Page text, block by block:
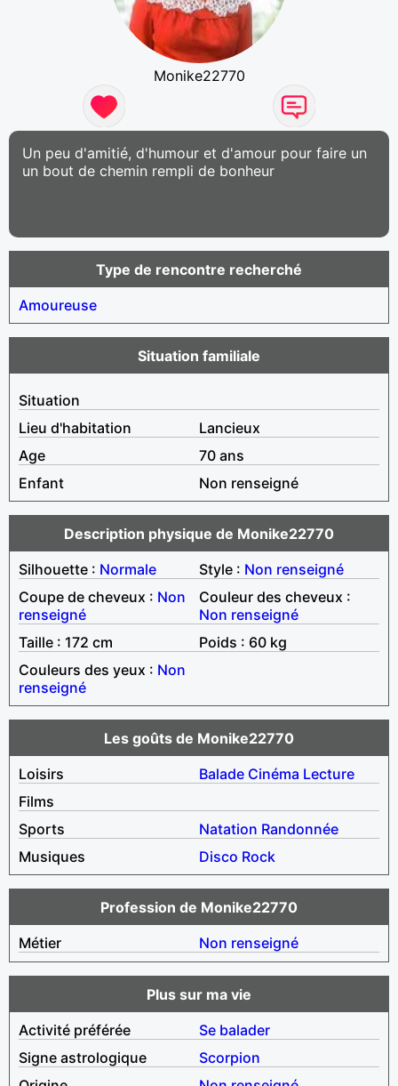
Monike22770
Un peu d'amitié, d'humour et d'amour pour faire un
un bout de chemin rempli de bonheur
Type de rencontre recherché
Amoureuse
Situation familiale
Situation
Lieu d'habitation
Lancieux
Age
70 ans
Enfant
Non renseigné
Description physique de Monike22770
Silhouette : Normale Style : Non renseigné
Coupe de cheveux : Non
renseigné
Couleur des cheveux :
Non renseigné
Taille : 172 cm
Poids : 60 kg
Couleurs des yeux : Non
renseigné
Les goûts de Monike22770
Loisirs
Balade Cinéma Lecture
Films
Sports
Natation Randonnée
Musiques
Disco Rock
Profession de Monike22770
Métier
Non renseigné
Plus sur ma vie
Activité préférée
Se balader
Signe astrologique
Scorpion